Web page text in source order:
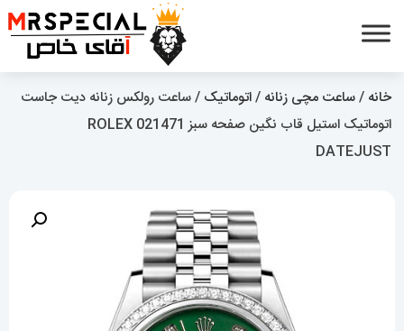
خانه /ساعت مچی زنانه /اتوماتیک / ساعت رولکس زنانه دیت جاست
اتوماتیک استیل قاب نگین صفحه سبز 021471 ROLEX
DATEJUST